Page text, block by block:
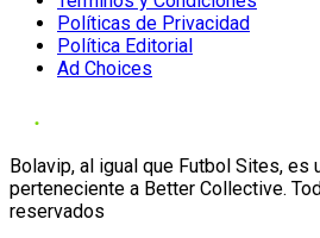
Políticas de Privacidad
Política Editorial
Ad Choices
Bolavip, al igual que Futbol Sites, es
perteneciente a Better Collective.
reservados